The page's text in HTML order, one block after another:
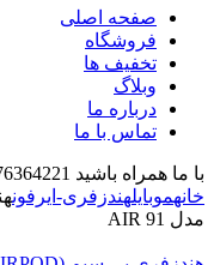
صفحه اصلی
فروشگاه
تخفیف ها
وبلاگ
درباره ما
تماس با ما
با ما همراه باشید 09176364221
خانهموبایلهندزفری-ایرفون
مدل AIR 91